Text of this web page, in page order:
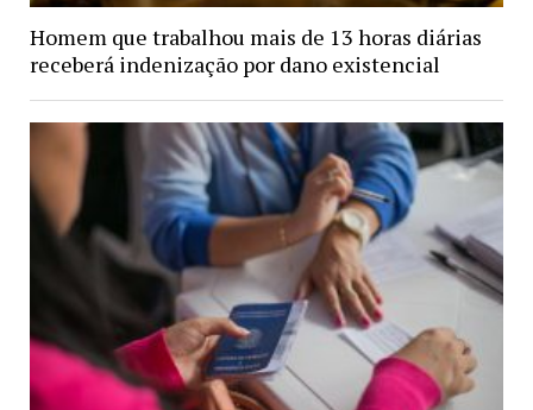
Homem que trabalhou mais de 13 horas diárias
receberá indenização por dano existencial